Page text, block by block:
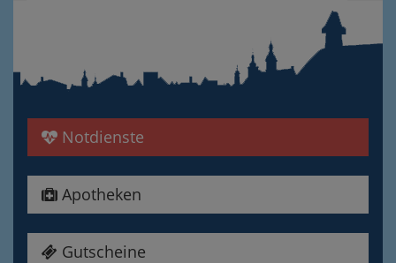
Notdienste
Apotheken
Gutscheine